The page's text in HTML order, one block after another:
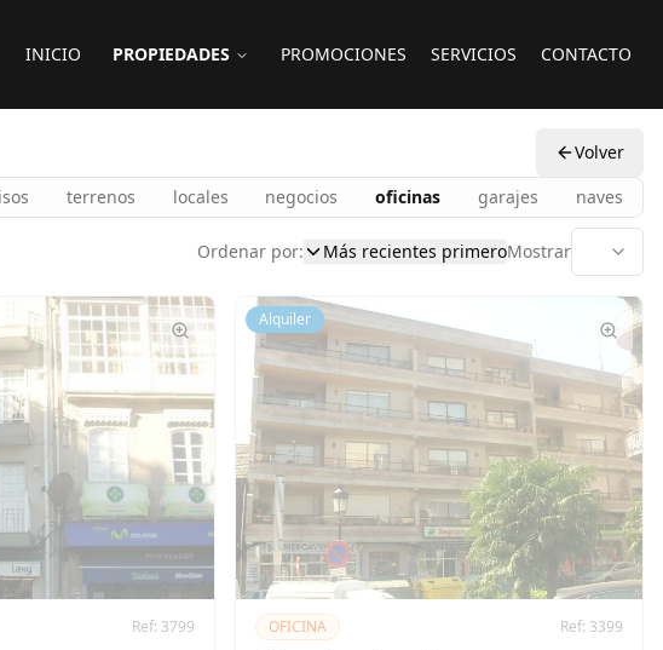
INICIO PROPIEDADES PROMOCIONES SERVICIOS CONTACTO
Volver
terrenos locales negocios oficinas garajes naves
Ordenar por: Más recientes primeroMostrar
Ref: 3799
Alquiler
OFICINA Ref: 3399